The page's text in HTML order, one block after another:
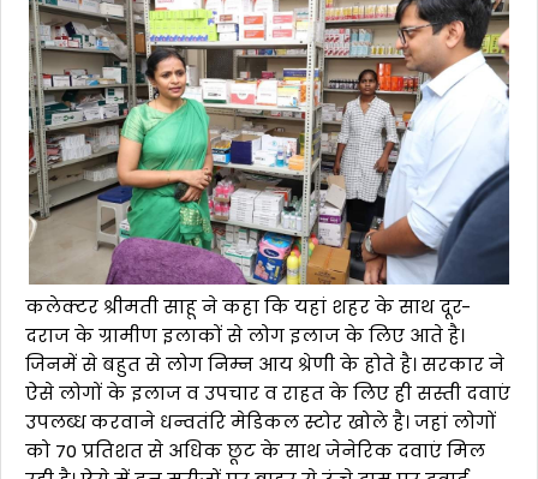
कलेक्टर श्रीमती साहू ने कहा कि यहां शहर के साथ दूर-
दराज के ग्रामीण इलाकों से लोग इलाज के लिए आते है।
जिनमें से बहुत से लोग निम्न आय श्रेणी के होते है। सरकार ने
ऐसे लोगों के इलाज व उपचार व राहत के लिए ही सस्ती दवाएं
उपलब्ध करवाने धन्वतंरि मेडिकल स्टोर खोले है। जहां लोगों
को 70 प्रतिशत से अधिक छूट के साथ जेनेरिक दवाएं मिल